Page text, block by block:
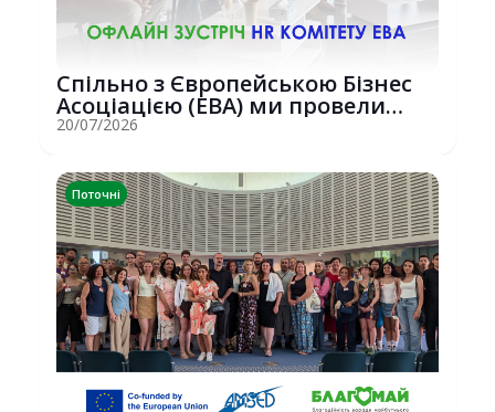
Спільно з Європейською Бізнес
Асоціацією (EBA) ми провели
потужну о...
20/07/2026
Поточні